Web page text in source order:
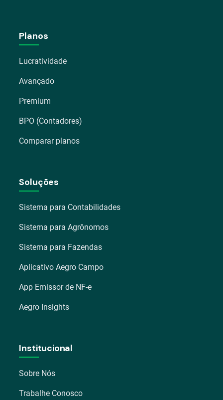
Planos
Lucratividade
Avançado
Premium
BPO (Contadores)
Comparar planos
Soluções
Sistema para Contabilidades
Sistema para Agrônomos
Sistema para Fazendas
Aplicativo Aegro Campo
App Emissor de NF-e
Aegro Insights
Institucional
Sobre Nós
Trabalhe Conosco